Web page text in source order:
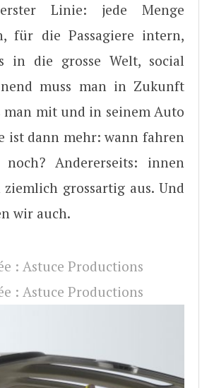
Linie: jede Menge
für die Passagiere intern,
in die grosse Welt, social
muss man in Zukunft
man mit und in seinem Auto
ist dann mehr: wann fahren
Andererseits: innen
ziemlich grossartig aus. Und
wir auch.